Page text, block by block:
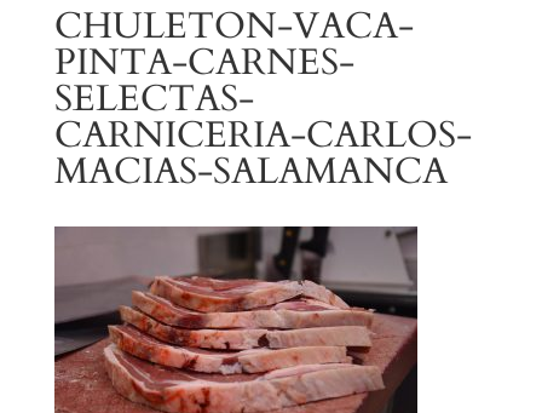
CHULETON-VACA-
PINTA-CARNES-
SELECTAS-
CARNICERIA-CARLOS-
MACIAS-SALAMANCA